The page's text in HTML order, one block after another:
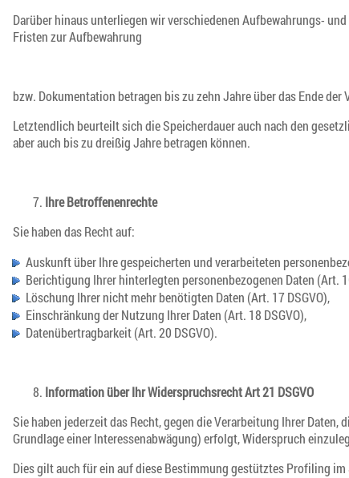
Darüber hinaus unterliegen wir verschiedenen Aufbewahrungs-
Fristen zur Aufbewahrung
bzw. Dokumentation betragen bis zu zehn Jahre über das Ende
Letztendlich beurteilt sich die Speicherdauer auch nach den
aber auch bis zu dreißig Jahre betragen können.
Ihre Betroffenenrechte
Sie haben das Recht auf:
Auskunft über Ihre gespeicherten und verarbeiteten
Berichtigung Ihrer hinterlegten personenbezogenen Daten (Art.
Löschung Ihrer nicht mehr benötigten Daten (Art. 17 DSGVO),
Einschränkung der Nutzung Ihrer Daten (Art. 18 DSGVO),
Datenübertragbarkeit (Art. 20 DSGVO).
Information über Ihr Widerspruchsrecht Art 21 DSGVO
Sie haben jederzeit das Recht, gegen die Verarbeitung Ihrer
Grundlage einer Interessenabwägung) erfolgt, Widerspruch
Dies gilt auch für ein auf diese Bestimmung gestütztes Profiling im